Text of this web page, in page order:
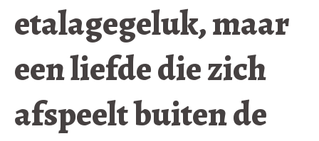
etalagegeluk, maar
een liefde die zich
afspeelt buiten de